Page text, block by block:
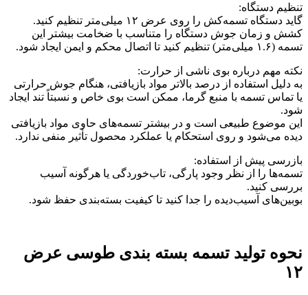
تنظیم دستگاه:
گاید دستگاه تسمه‌کش را روی عرض ۱۲ میلی‌متر تنظیم کنید.
کشش و زمان جوش دستگاه را متناسب با ضخامت بیشتر این
تسمه (۱.۶ میلی‌متر) تنظیم کنید تا اتصال محکم و ایمن ایجاد شود.
نکته مهم درباره بوی ناشی از حرارت:
به دلیل استفاده از درصد بالاتر مواد بازیافتی، هنگام جوش حرارتی
یا تماس تسمه با منبع گرما، ممکن است بوی خاص و نسبتاً تند ایجاد
شود.
این موضوع طبیعی است و در بیشتر تسمه‌های حاوی مواد بازیافتی
دیده می‌شود و روی استحکام یا عملکرد محصول تأثیر منفی ندارد.
بازرسی پیش از استفاده:
تسمه‌ها را از نظر وجود پارگی، تاب‌خوردگی یا هرگونه آسیب
بررسی کنید.
بوبین‌های آسیب‌دیده را جدا کنید تا کیفیت بسته‌بندی حفظ شود.
نحوه تولید تسمه بسته بندی طوسی عرض
۱۲